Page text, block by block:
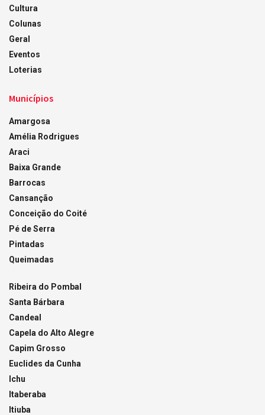
Cultura
Colunas
Geral
Eventos
Loterias
Municípios
Amargosa
Amélia Rodrigues
Araci
Baixa Grande
Barrocas
Cansanção
Conceição do Coité
Pé de Serra
Pintadas
Queimadas
Ribeira do Pombal
Santa Bárbara
Candeal
Capela do Alto Alegre
Capim Grosso
Euclides da Cunha
Ichu
Itaberaba
Itiuba